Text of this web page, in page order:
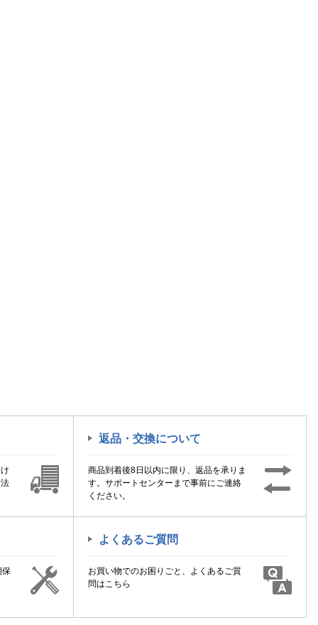
返品・交換について
商品到着後8日以内に限り、返品を承りま
す。サポートセンターまで事前にご連絡
ください。
保
よくあるご質問
お買い物でのお困りごと、よくあるご質
問はこちら